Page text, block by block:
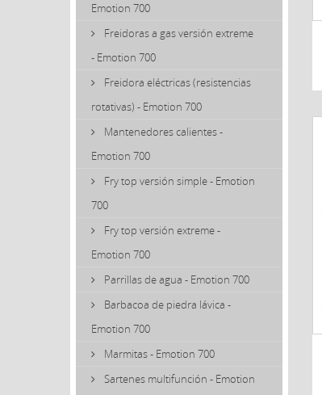
Emotion 700
Freidoras a gas versión extreme
- Emotion 700
Freidora eléctricas (resistencias
rotativas) - Emotion 700
Mantenedores calientes -
Emotion 700
Fry top versión simple - Emotion
700
Fry top versión extreme -
Emotion 700
Parrillas de agua - Emotion 700
Barbacoa de piedra lávica -
Emotion 700
Marmitas - Emotion 700
Sartenes multifunción - Emotion